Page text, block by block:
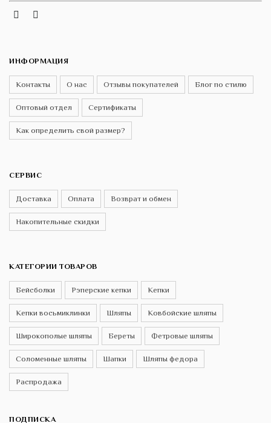
Instagram
ИНФОРМАЦИЯ
Контакты О нас Отзывы покупателей Блог по стилю
Оптовый отдел Сертификаты
Как определить свой размер?
СЕРВИС
Доставка Оплата Возврат и обмен
Накопительные скидки
КАТЕГОРИИ ТОВАРОВ
Бейсболки Рэперские кепки Кепки
Кепки восьмиклинки Шляпы Ковбойские шляпы
Широкополые шляпы Береты Фетровые шляпы
Соломенные шляпы Шапки Шляпы федора
Распродажа
ПОДПИСКА